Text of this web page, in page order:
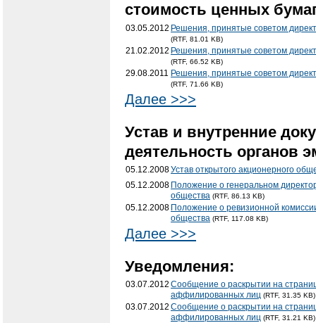
стоимость ценных
03.05.2012 Решения, принятые советом
(RTF, 81.01 KB)
21.02.2012 Решения, принятые советом
(RTF, 66.52 KB)
29.08.2011 Решения, принятые советом
(RTF, 71.66 KB)
Далее >>>
Устав и внутренние
деятельность органов
05.12.2008Устав открытого акционерного
05.12.2008 Положение о генеральном
общества (RTF, 86.13 KB)
05.12.2008 Положение о ревизионной
общества (RTF, 117.08 KB)
Далее >>>
Уведомления:
03.07.2012 Сообщение о раскрытии на
аффилированных лиц (RTF, 31.35 KB)
03.07.2012 Сообщение о раскрытии на
аффилированных лиц (RTF, 31.21 KB)